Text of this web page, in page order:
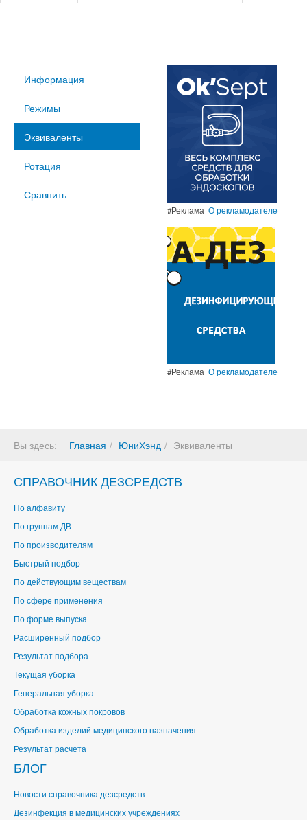
Информация
Режимы
Эквиваленты
Ротация
Сравнить
#Реклама О рекламодателе
#Реклама О рекламодателе
Вы здесь: Главная ЮниХэнд Эквиваленты
СПРАВОЧНИК ДЕЗСРЕДСТВ
По алфавиту
По группам ДВ
По производителям
Быстрый подбор
По действующим веществам
По сфере применения
По форме выпуска
Расширенный подбор
Результат подбора
Текущая уборка
Генеральная уборка
Обработка кожных покровов
Обработка изделий медицинского назначения
Результат расчета
БЛОГ
Новости справочника дезсредств
Дезинфекция в медицинских учреждениях